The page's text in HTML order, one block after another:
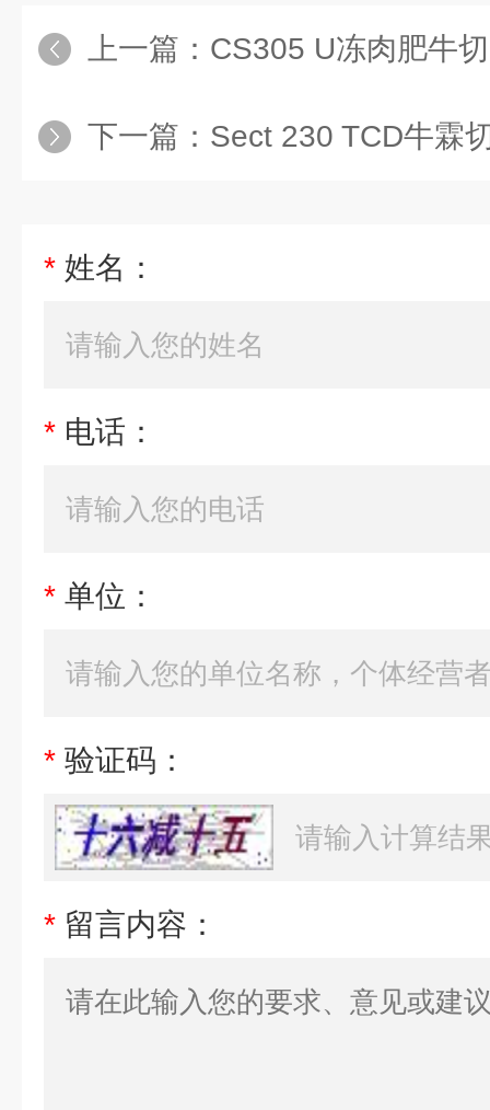
上一篇： CS305 U冻肉肥牛
下一篇： Sect 230 TCD牛霖切片 冻牛羊
* 姓名：
* 电话：
* 单位：
* 验证码：
* 留言内容：